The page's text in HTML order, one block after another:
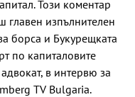
Този коментар
главен изпълнителен
борса и Букурещката
по капиталовите
в интервю за
TV Bulgaria.